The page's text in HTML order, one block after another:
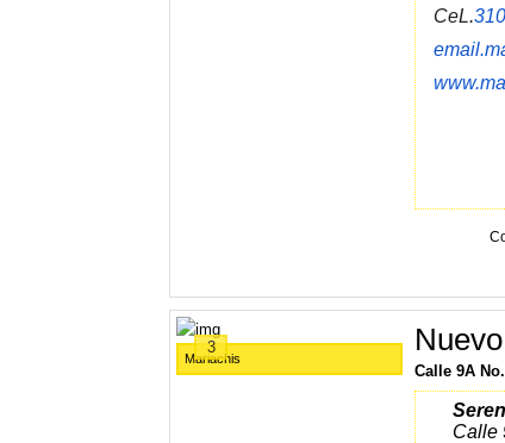
CeL.
3
Mariachis
Calle 9A
Calle